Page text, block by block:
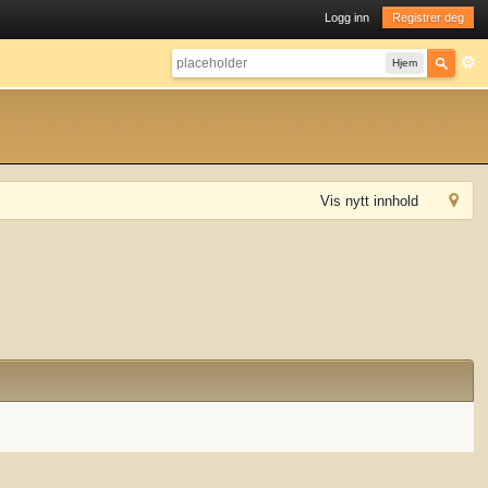
Logg inn Registrer deg
Hjem
Vis nytt innhold